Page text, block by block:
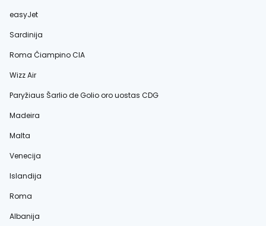
easyJet
Sardinija
Roma Čiampino CIA
Wizz Air
Paryžiaus Šarlio de Golio oro uostas CDG
Madeira
Malta
Venecija
Islandija
Roma
Albanija